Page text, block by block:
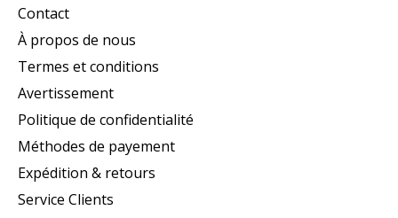
Contact
À propos de nous
Termes et conditions
Avertissement
Politique de confidentialité
Méthodes de payement
Expédition & retours
Service Clients